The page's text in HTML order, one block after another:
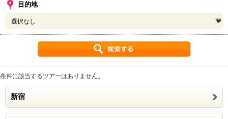
目的地
条件に該当するツアーはありません。
新宿